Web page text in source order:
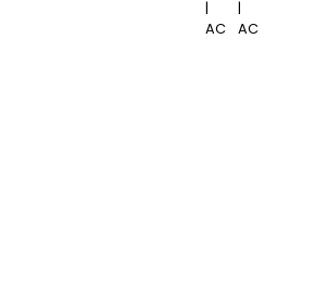
|
AC
|
AC